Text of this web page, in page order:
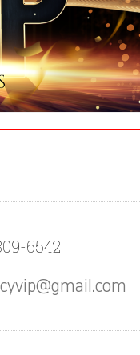
6542